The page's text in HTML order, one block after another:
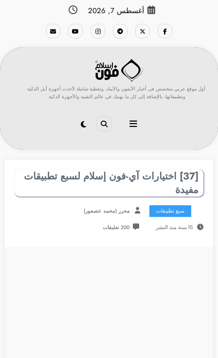
أغسطس 7, 2026
أول موقع عربي متخصص في أخبار الآيفون والآيباد، وتغطية شاملة لأحدث أجهزة أبل الذكية
وتطبيقاتها، بالإضافة إلى كل ما يهمك في عالم التقنية والأجهزة الذكية.
[37] اختيارات آي-فون إسلام لسبع تطبيقات
مفيدة
سبع تطبيقات محرر (محمد عصفور)
15 سنة منذ النشر 200 تعليقات